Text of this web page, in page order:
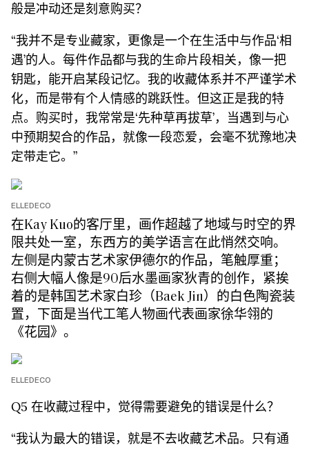
般是冲动还是刻意购买？
“我并不是专业藏家，更像是⼀个在⽣活中与作品‘相
遇’的⼈。每件作品都与我的⽣命⽚段相关，像⼀把
钥匙，能开启某段记忆。我的收藏体系并不严谨学术
化，⽽是带有个⼈情感的跳跃性。但这正是我的特
点。购买时，我常常是‘先种草再拔草’，当遇到与⼼
中预期契合的作品，就像⼀段恋爱，会毫不犹豫地决
定带⾛它。”
ELLEDECO
在Kay Kuo的客厅里，画作超越了地域与时空的界
限共处一室，东西方的美学语言在此悄然交响。
左侧是内蒙古艺术家伊德尔的作品，笔触厚重；
右侧大幅人像是90后水墨画家狄青的创作，紧挨
着的是韩国艺术家白珍（Baek Jin）的白色陶瓷装
置，下面是当代工笔人物画代表画家徐华翎的
《花园》。
ELLEDECO
Q5 在收藏过程中，觉得需要避免的错误是什么？
“我认为最大的错误，就是不去收藏艺术品。只有通